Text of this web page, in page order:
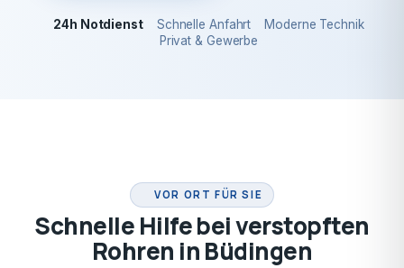
24h Notdienst Schnelle Anfahrt
Moderne Technik
Privat & Gewerbe
VOR ORT FÜR SIE
Schnelle Hilfe bei verstopften
Rohren in Büdingen